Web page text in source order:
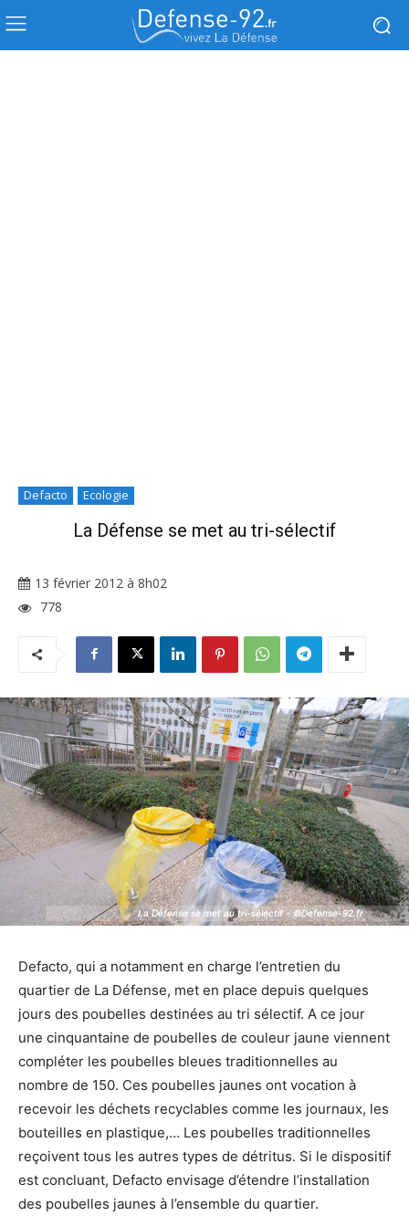
Defacto Ecologie
La Défense se met au tri-sélectif
13 février 2012 à 8h02
778
La Défense se met au tri-sélectif - ©Defense-92.fr
La Défense se met au tri-sélectif - ©Defense-92.fr
Defacto, qui a notamment en charge l’entretien du
quartier de La Défense, met en place depuis quelques
jours des poubelles destinées au tri sélectif. A ce jour
une cinquantaine de poubelles de couleur jaune viennent
compléter les poubelles bleues traditionnelles au
nombre de 150. Ces poubelles jaunes ont vocation à
recevoir les déchets recyclables comme les journaux, les
bouteilles en plastique,… Les poubelles traditionnelles
reçoivent tous les autres types de détritus. Si le dispositif
est concluant, Defacto envisage d’étendre l’installation
des poubelles jaunes à l’ensemble du quartier.